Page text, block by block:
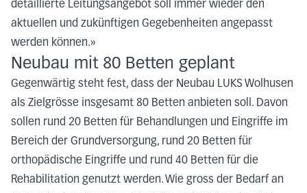
detaillierte Leitungsangebot soll immer wieder den
aktuellen und zukünftigen Gegebenheiten angepasst
werden können.»
Neubau mit 80 Betten geplant
Gegenwärtig steht fest, dass der Neubau LUKS Wolhusen
als Zielgrösse insgesamt 80 Betten anbieten soll. Davon
sollen rund 20 Betten für Behandlungen und Eingriffe im
Bereich der Grundversorgung, rund 20 Betten für
orthopädische Eingriffe und rund 40 Betten für die
Rehabilitation genutzt werden. Wie gross der Bedarf an